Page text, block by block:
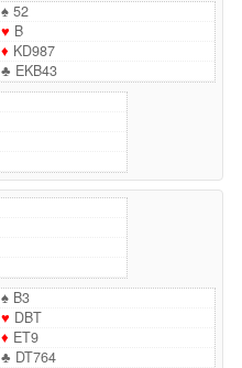
♠52
♥ B
♦ KD987
♣ EKB43
♠B3
♥ DBT
♦ ET9
♣ DT764